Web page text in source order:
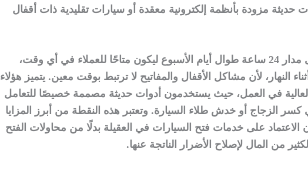
حديثة مزودة بأنظمة إلكترونية معقدة أو سيارات تقليدية ذات أقفال
يعمل الفني المتخصص على مدار 24 ساعة طوال أيام الأسبوع ليكون متاحًا للعملاء في أي وقت،
النهار، لأن مشاكل الأقفال والمفاتيح لا ترتبط بوقت معين. يتميز هؤلاء
العالية في العمل، حيث يستخدمون أدوات حديثة مصممة خصيصًا للتعامل
الزجاج أو خدش طلاء السيارة. وتعتبر هذه النقطة من أبرز المزايا
الاعتماد على خدمات فتح السيارات في العقيلة بدلًا من محاولات الفتح
من المال لإصلاح الأضرار الناتجة عنها.